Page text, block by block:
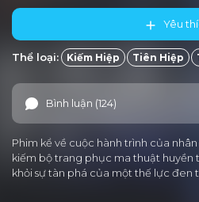
Yêu
Thể loại: Kiếm Hiệp Tiên Hiệp
Bình luận (124)
Phim kể về cuộc hành trình của
kiếm bộ trang phục ma thuật huyền
khỏi sự tàn phá của một thế lực đen